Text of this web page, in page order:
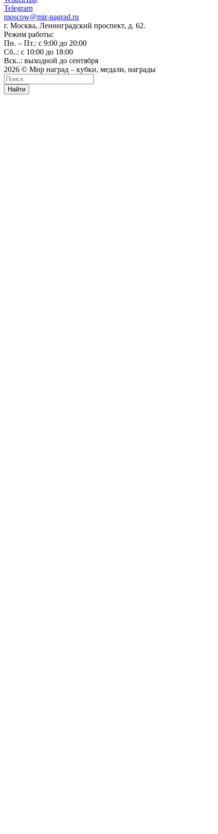
Telegram
moscow@mir-nagrad.ru
г. Москва, Ленинградский проспект, д. 62.
Режим работы:
Пн. – Пт.: с 9:00 до 20:00
Сб..: с 10:00 до 18:00
Вск..: выходной до сентября
2026 © Мир наград – кубки, медали, награды
Найти